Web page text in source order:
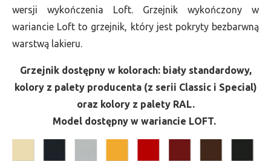
wersji wykończenia Loft. Grzejnik wykończony w
wariancie Loft to grzejnik, który jest pokryty bezbarwną
warstwą lakieru.
Grzejnik dostępny w kolorach: biały standardowy,
kolory z palety producenta (z serii Classic i Special)
oraz kolory z palety RAL.
Model dostępny w wariancie LOFT.